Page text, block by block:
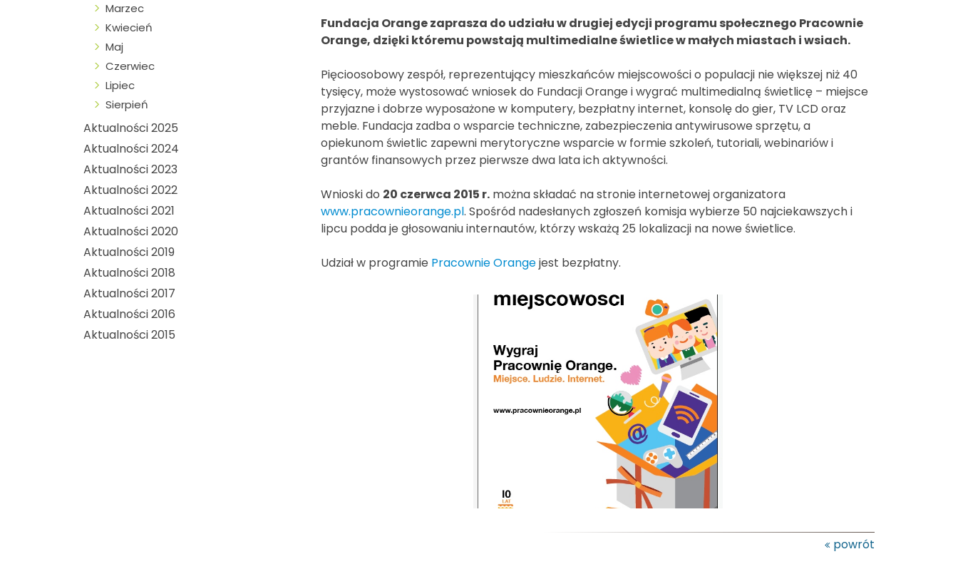
Marzec
Kwiecień
Maj
Czerwiec
Lipiec
Sierpień
Aktualności 2025
Aktualności 2024
Aktualności 2023
Aktualności 2022
Aktualności 2021
Aktualności 2020
Aktualności 2019
Aktualności 2018
Aktualności 2017
Aktualności 2016
Aktualności 2015
Fundacja Orange zaprasza do udziału w drugiej edycji programu społecznego Pracownie
Orange, dzięki któremu powstają multimedialne świetlice w małych miastach i wsiach.
Pięcioosobowy zespół, reprezentujący mieszkańców miejscowości o populacji nie większej niż 40
tysięcy, może wystosować wniosek do Fundacji Orange i wygrać multimedialną świetlicę – miejsce
przyjazne i dobrze wyposażone w komputery, bezpłatny internet, konsolę do gier, TV LCD oraz
meble. Fundacja zadba o wsparcie techniczne, zabezpieczenia antywirusowe sprzętu, a
opiekunom świetlic zapewni merytoryczne wsparcie w formie szkoleń, tutoriali, webinariów i
grantów finansowych przez pierwsze dwa lata ich aktywności.
Wnioski do 20 czerwca 2015 r. można składać na stronie internetowej organizatora
www.pracownieorange.pl. Spośród nadesłanych zgłoszeń komisja wybierze 50 najciekawszych i
lipcu podda je głosowaniu internautów, którzy wskażą 25 lokalizacji na nowe świetlice.
Udział w programie Pracownie Orangejest bezpłatny.
powrót